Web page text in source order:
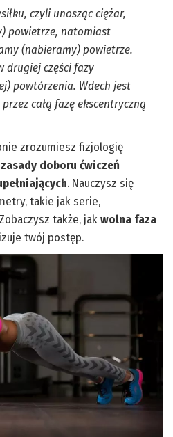
czyli unosząc ciężar,
powietrze, natomiast
(nabieramy) powietrze.
drugiej części fazy
powtórzenia. Wdech jest
całą fazę ekscentryczną
zrozumiesz fizjologię
zasady doboru ćwiczeń
. Nauczysz się
takie jak serie,
także, jakwolna faza
twój postęp.